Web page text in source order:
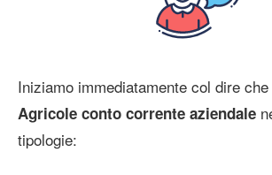
Iniziamo immediatamente col dire che
Agricole conto corrente aziendale
tipologie: